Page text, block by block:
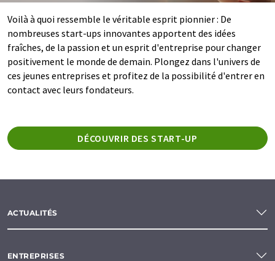
Voilà à quoi ressemble le véritable esprit pionnier : De
nombreuses start-ups innovantes apportent des idées
fraîches, de la passion et un esprit d'entreprise pour changer
positivement le monde de demain. Plongez dans l'univers de
ces jeunes entreprises et profitez de la possibilité d'entrer en
contact avec leurs fondateurs.
DÉCOUVRIR DES START-UP
ACTUALITÉS
ENTREPRISES